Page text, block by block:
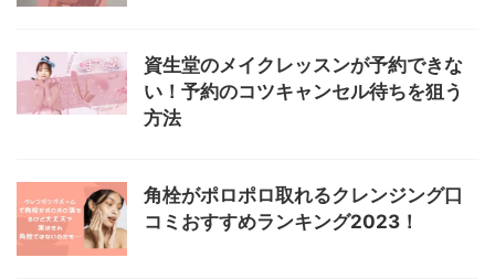
資生堂のメイクレッスンが予約できな
い！予約のコツキャンセル待ちを狙う
方法
角栓がポロポロ取れるクレンジング口
コミおすすめランキング2023！